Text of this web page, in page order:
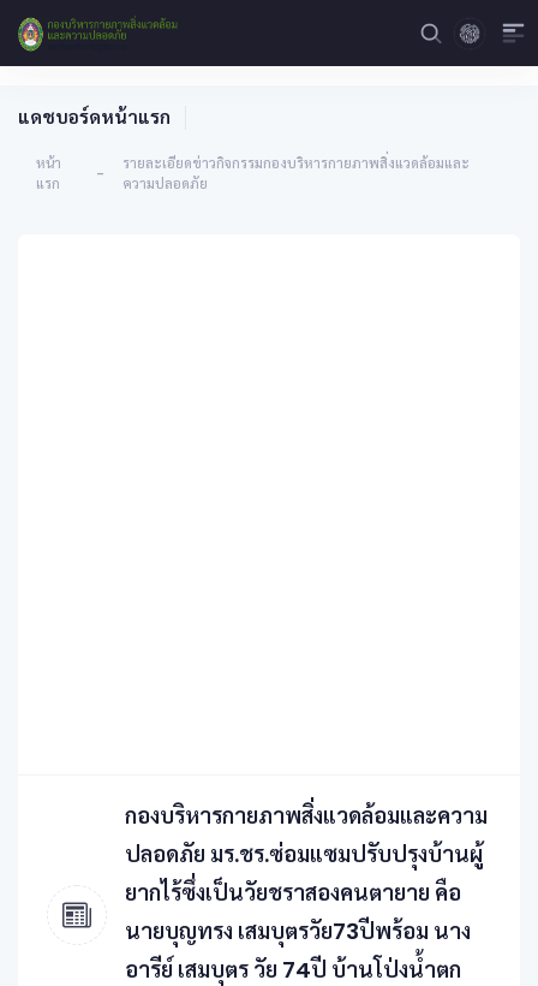
แดชบอร์ดหน้าแรก
หน้า
แรก
-
รายละเอียดข่าวกิจกรรมกองบริหารกายภาพสิ่งแวดล้อมและ
ความปลอดภัย
กองบริหารกายภาพสิ่งแวดล้อมและความ
ปลอดภัย มร.ชร.ซ่อมแซมปรับปรุงบ้านผู้
ยากไร้ซึ่งเป็นวัยชราสองคนตายาย คือ
นายบุญทรง เสมบุตรวัย73ปีพร้อม นาง
อารีย์ เสมบุตร วัย 74ปี บ้านโป่งน้ำตก